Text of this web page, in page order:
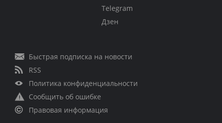
Telegram
Дзен
Быстрая подписка на новости
RSS
Политика конфиденциальности
Сообщить об ошибке
Правовая информация